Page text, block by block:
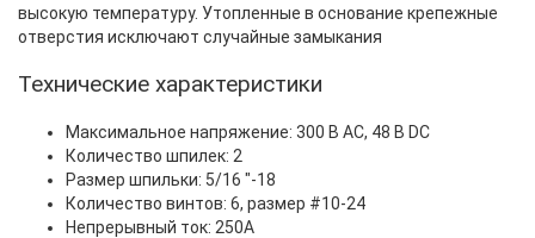
высокую температуру. Утопленные в основание крепежные
отверстия исключают случайные замыкания
Технические характеристики
Максимальное напряжение: 300 В АС, 48 В DC
Количество шпилек: 2
Размер шпильки: 5/16 "-18
Количество винтов: 6, размер #10-24
Непрерывный ток: 250A